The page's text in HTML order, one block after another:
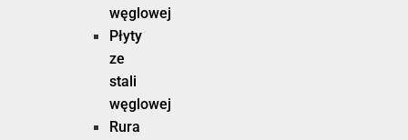
węglowej
Płyty
ze
stali
węglowej
Rura